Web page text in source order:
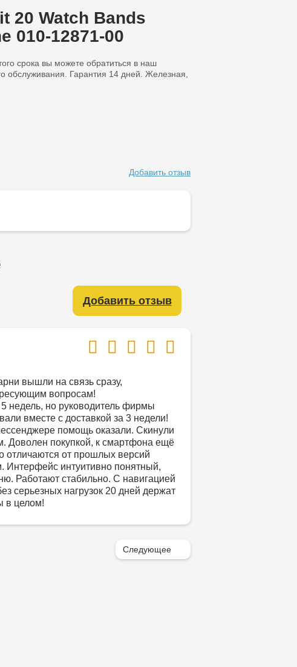
20 Watch Bands
010-12871-00
срока вы можете обратиться в наш
обслуживания. Гарантия 14 дней. Железная,
Добавить отзыв
Добавить отзыв
вышли на связь сразу,
вопросам!
недель, но руководитель фирмы
вместе с доставкой за 3 недели!
помощь оказали. Скинули
Доволен покупкой, к смартфона ещё
отличаются от прошлых версий
Интерфейс интуитивно понятный,
Работают стабильно. С навигацией
серьезных нагрузок 20 дней держат
в целом!
Следующее